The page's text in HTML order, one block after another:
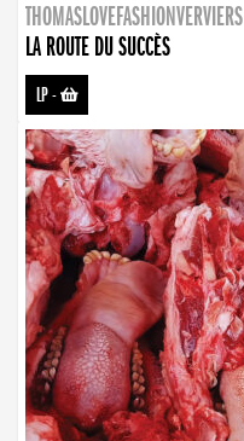
THOMASLOVEFASHIONVERVIERS
LA ROUTE DU SUCCÈS
LP-